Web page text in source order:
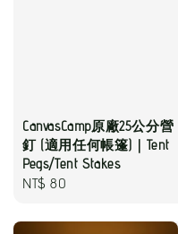
CanvasCamp原廠25公分營
釘 (適用任何帳篷)｜Tent
Pegs/Tent Stakes
Regular
NT$ 80